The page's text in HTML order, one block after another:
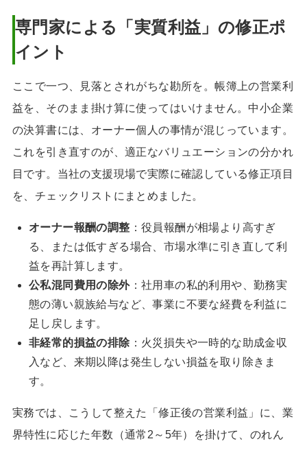
専門家による「実質利益」の修正ポ
イント
ここで一つ、見落とされがちな勘所を。帳簿上の営業利
益を、そのまま掛け算に使ってはいけません。中小企業
の決算書には、オーナー個人の事情が混じっています。
これを引き直すのが、適正なバリュエーションの分かれ
目です。当社の支援現場で実際に確認している修正項目
を、チェックリストにまとめました。
オーナー報酬の調整 ：役員報酬が相場より高すぎ
る、または低すぎる場合、市場水準に引き直して利
益を再計算します。
公私混同費用の除外：社用車の私的利用や、勤務実
態の薄い親族給与など、事業に不要な経費を利益に
足し戻します。
非経常的損益の排除：火災損失や一時的な助成金収
入など、来期以降は発生しない損益を取り除きま
す。
実務では、こうして整えた「修正後の営業利益」に、業
界特性に応じた年数（通常2～5年）を掛けて、のれん